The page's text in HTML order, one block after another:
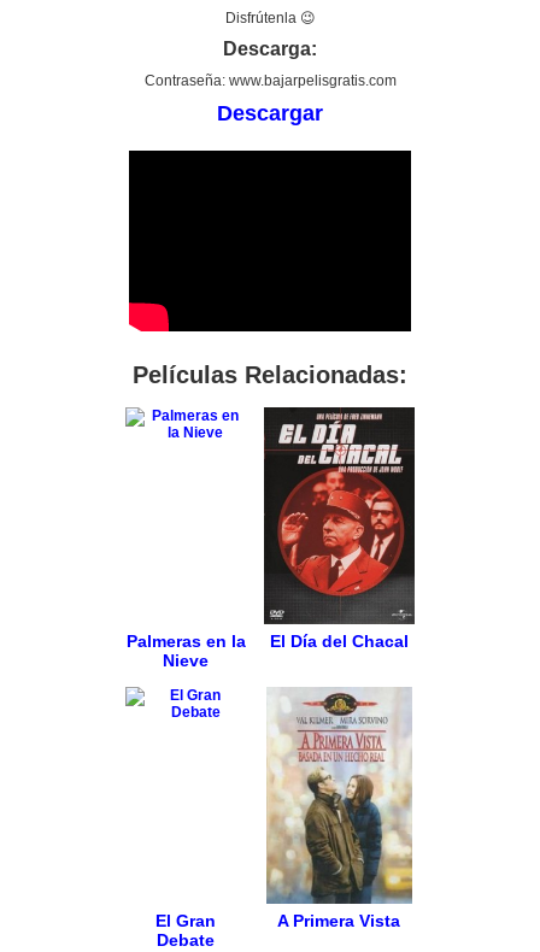
Disfrútenla 😉
Descarga:
Contraseña: www.bajarpelisgratis.com
Descargar
Películas Relacionadas:
Palmeras en la
Nieve
El Día del Chacal
El Gran
Debate
A Primera Vista